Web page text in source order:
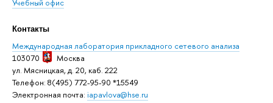
Учебный офис
Контакты
Международная лаборатория прикладного сетевого анализа
103070
Москва
ул. Мясницкая, д. 20, каб. 222
Телефон: 8(495) 772-95-90 *15549
Электронная почта: iapavlova@hse.ru